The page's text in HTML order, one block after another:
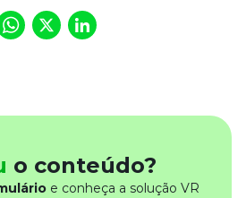
WhatsApp
X
o conteúdo?
e conheça a solução VR